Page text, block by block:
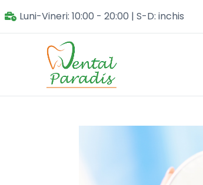
Luni-Vineri: 10:00 - 20:00 | S-D: inchis